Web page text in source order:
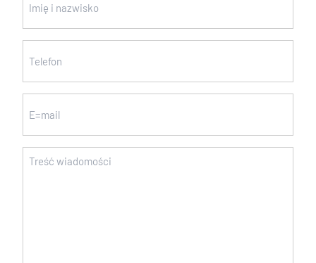
(wymagane)
(wymagane)
Wiadomość